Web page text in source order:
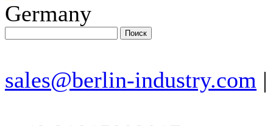
Germany
sales@berlin-industry.com |